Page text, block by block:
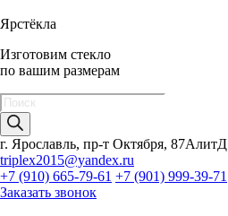
Ярстёкла
Изготовим стекло
по вашим размерам
Поиск
товаров
г. Ярославль, пр-т Октября, 87АлитД
triplex2015@yandex.ru
+7 (910) 665-79-61 +7 (901) 999-39-71
Заказать звонок